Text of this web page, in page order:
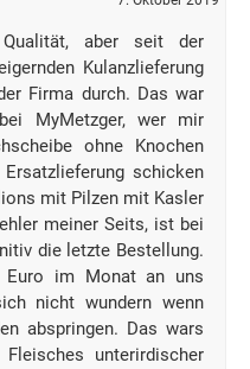
Qualität, aber seit der
Kulanzlieferung
Firma durch. Das war
MyMetzger, wer mir
ohne Knochen
schicken
mit Pilzen mit Kasler
meiner Seits, ist bei
die letzte Bestellung.
im Monat an uns
nicht wundern wenn
abspringen. Das wars
unterirdischer